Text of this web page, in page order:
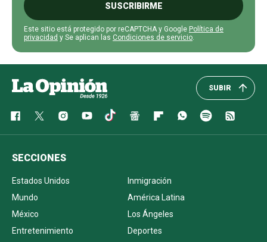
SUSCRIBIRME
Este sitio está protegido por reCAPTCHA y Google Política de
privacidad y Se aplican las Condiciones de servicio.
SUBIR
SECCIONES
Estados Unidos
Inmigración
Mundo
América Latina
México
Los Ángeles
Entretenimiento
Deportes